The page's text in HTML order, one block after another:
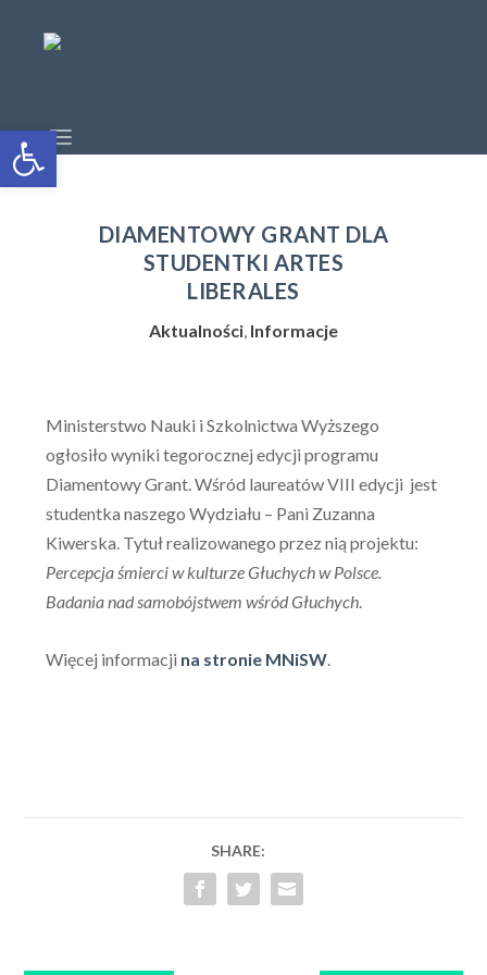
Open toolbar
DIAMENTOWY GRANT DLA
STUDENTKI ARTES
LIBERALES
Aktualności, Informacje
Ministerstwo Nauki i Szkolnictwa Wyższego
ogłosiło wyniki tegorocznej edycji programu
Diamentowy Grant. Wśród laureatów VIII edycji jest
studentka naszego Wydziału – Pani Zuzanna
Kiwerska. Tytuł realizowanego przez nią projektu:
Percepcja śmierci w kulturze Głuchych w Polsce.
Badania nad samobójstwem wśród Głuchych.
Więcej informacji na stronie MNiSW
SHARE: